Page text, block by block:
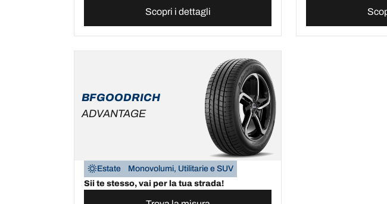
Scopri i dettagli
BFGOODRICH
ADVANTAGE
Estate
Monovolumi, Utilitarie e SUV
Sii te stesso, vai per la tua strada!